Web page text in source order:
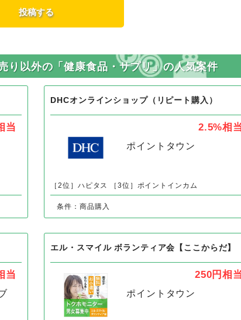
り以外の「健康食品・サプリ」の人気案件
DHCオンラインショップ（リピート購入）
ポイントタウン
エル・スマイル ボランティア会【ここからだ】